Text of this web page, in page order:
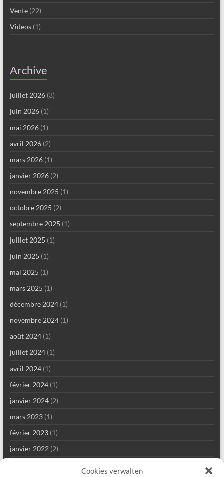
Cookies verwalten
Vente(22)
Videos(1)
Archive
juillet 2026(3)
juin 2026(1)
mai 2026(1)
avril 2026(2)
mars 2026(1)
janvier 2026(2)
novembre 2025 (1)
octobre 2025 (2)
septembre 2025 (1)
juillet 2025 (1)
juin 2025 (1)
mai 2025 (1)
mars 2025 (1)
décembre 2024(1)
novembre 2024(1)
août 2024(1)
juillet 2024(1)
avril 2024(1)
février 2024(1)
janvier 2024(2)
mars 2023(1)
février 2023(1)
janvier 2022(2)